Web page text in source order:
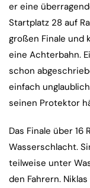
er eine
Startplatz 28 auf
großen Finale und
eine Achterbahn.
schon
einfach
seinen Protektor
Das Finale über
Wasserschlacht.
teilweise unter
den Fahrern.